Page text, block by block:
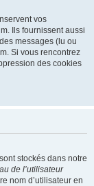
vos
Ils fournissent aussi
messages (lu ou
Si vous rencontrez
des cookies
stockés dans notre
de l’utilisateur
nom d’utilisateur en